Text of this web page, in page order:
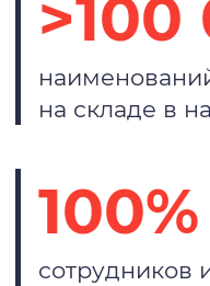
>100
на складе в
100%
сотрудников